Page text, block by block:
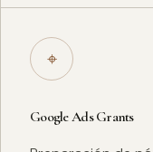
⌖
Google Ads Grants